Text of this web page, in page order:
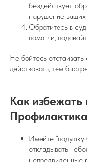
бездействует,
нарушение ваших
Обратитесь в
помогли,
Не бойтесь
действовать, тем
Как избежать
Имейте “подушку
откладывать
непредвиденные